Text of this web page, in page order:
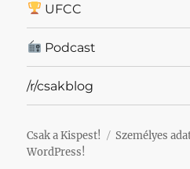
UFCC
Podcast
/r/csakblog
Csak a Kispest! Személyes
WordPress!